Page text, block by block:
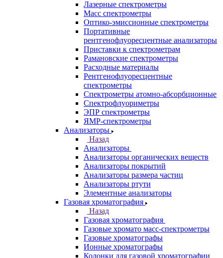
Аналитическое оборудование
Назад
Аналитическое оборудование
Спектрометры
Назад
Спектрометры
Автоматические Дозаторы
Атомно-Эмиссионные спектрометры
ВИД спектрофотометры
Дополнительное оборудование для
ААС
ИК-Фурье спектрометры
Инфракрасные микроскопы
Лазерные спектрометры
Масс спектрометры
Оптико-эмиссионные спектрометры
Портативные
рентгенофлуоресцентные анализаторы
Приставки к спектрометрам
Рамановские спектрометры
Расходные материалы
Рентгенофлуоресцентные
спектрометры
Спектрометры атомно-абсорбционные
Спектрофлуориметры
ЭПР спектрометры
ЯМР-спектрометры
Анализаторы
Назад